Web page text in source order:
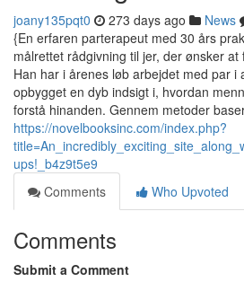
joany135pqt0 273 days ago News
{En erfaren parterapeut med 30 års
målrettet rådgivning til jer, der ønsker
Han har i årenes løb arbejdet med par i
opbygget en dyb indsigt i, hvordan
forstå hinanden. Gennem metoder
https://novelbooksinc.com/index.php?
ups!_b4z9t5e9
Comments
Who Upvoted
Comments
Submit a Comment